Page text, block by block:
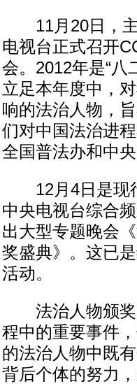
11月20日，主
电视台正式召开
会。2012年是“八
立足本年度中，
响的法治人物，
们对中国法治进
全国普法办和中
12月4日是现行
中央电视台综合
出大型专题晚会
奖盛典》。这已
活动。
法治人物颁奖
程中的重要事件
的法治人物中既
背后个体的努力